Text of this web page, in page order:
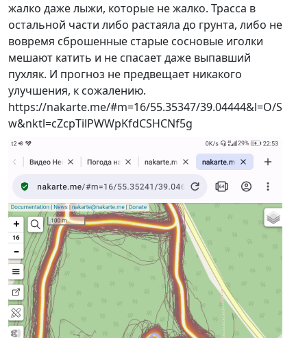
жалко даже лыжи, которые не жалко. Трасса в
остальной части либо растаяла до грунта, либо не
вовремя сброшенные старые сосновые иголки
мешают катить и не спасает даже выпавший
пухляк. И прогноз не предвещает никакого
улучшения, к сожалению.
https://nakarte.me/#m=16/55.35347/39.04444&l=O/S
w&nktl=cZcpTilPWWpKfdCSHCNf5g